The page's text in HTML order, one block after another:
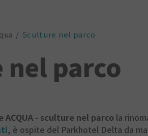
Sculture nel parco
parco
ACQUA - sculture nel parco la
, è ospite del Parkhotel Delta da